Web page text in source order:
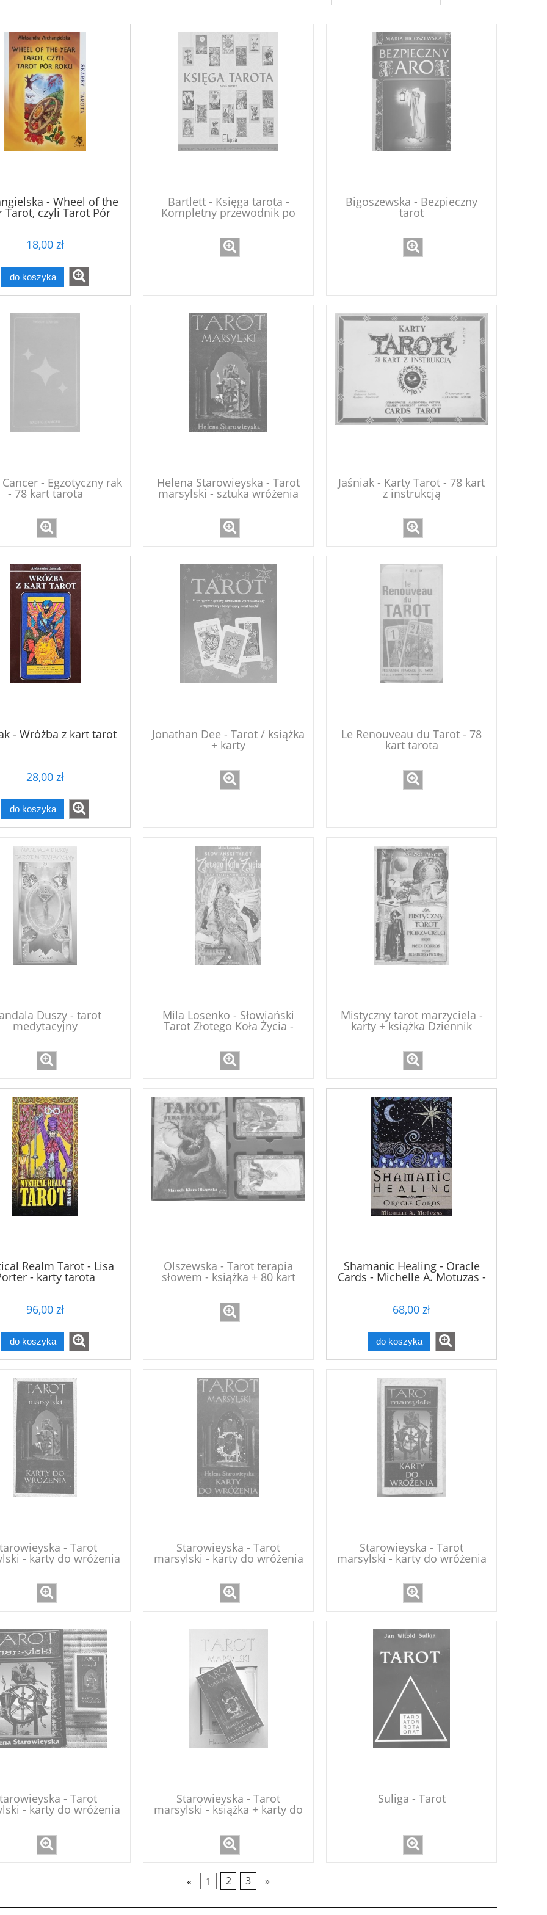
- Wheel of the
Tarot, czyli Tarot Pór
Roku
18,00 zł
do koszyka
Bartlett - Księga tarota -
Kompletny przewodnik po
świecie tarota: karty,
symbole, interpretacje
Bigoszewska - Bezpieczny
tarot
- Egzotyczny rak
- 78 kart tarota
Helena Starowieyska - Tarot
marsylski - sztuka wróżenia
Jaśniak - Karty Tarot - 78 kart
z instrukcją
- Wróżba z kart tarot
28,00 zł
do koszyka
Jonathan Dee - Tarot / książka
+ karty
Le Renouveau du Tarot - 78
kart tarota
Duszy - tarot
medytacyjny
Mila Losenko - Słowiański
Tarot Złotego Koła Życia -
karty + podręcznik
Mistyczny tarot marzyciela -
karty + książka Dziennik
marzyciela - Heidi Darras,
Barbara Moore
Realm Tarot - Lisa
- karty tarota
96,00 zł
do koszyka
Olszewska - Tarot terapia
słowem - książka + 80 kart
Shamanic Healing - Oracle
Cards - Michelle A. Motuzas -
68,00 zł
do koszyka
- Tarot
- karty do wróżenia
Starowieyska - Tarot
marsylski - karty do wróżenia
Starowieyska - Tarot
marsylski - karty do wróżenia
- Tarot
- karty do wróżenia
+ książka
Starowieyska - Tarot
marsylski - książka + karty do
wróżenia
Suliga - Tarot
« 1 2 3 »